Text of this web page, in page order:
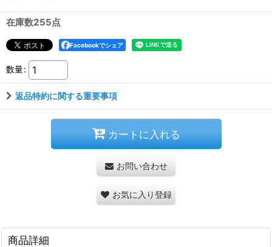
在庫数255点
Facebookでシェア
数量:
返品特約に関する重要事項
カートに入れる
お問い合わせ
お気に入り登録
商品詳細